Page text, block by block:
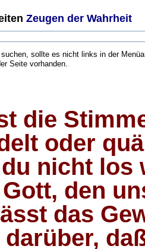
Zeugen der Wahrheit
sollte es nicht links in der
Seite vorhanden.
die
oder
nicht los
den
das
darüber,